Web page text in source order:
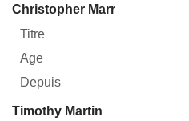
Dirigeant Titre Age
Christopher Marr
Timothy Martin